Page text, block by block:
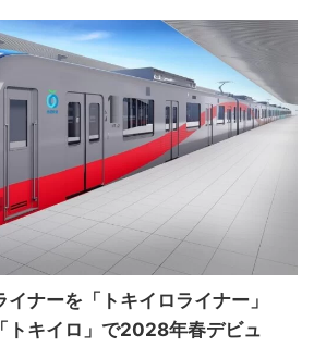
イナーを「トキイロライナー」
トキイロ」で2028年春デビュ